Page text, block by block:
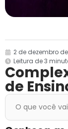
2 de dezembro de
Leitura de 3
de
O que você